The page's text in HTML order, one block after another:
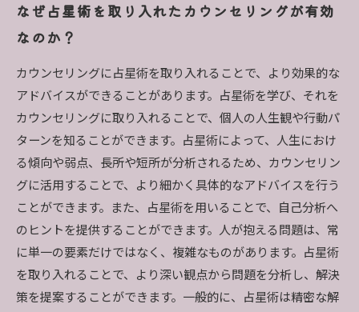
なぜ占星術を取り入れたカウンセリングが有効
なのか？
カウンセリングに占星術を取り入れることで、より効果的な
アドバイスができることがあります。占星術を学び、それを
カウンセリングに取り入れることで、個人の人生観や行動パ
ターンを知ることができます。占星術によって、人生におけ
る傾向や弱点、長所や短所が分析されるため、カウンセリン
グに活用することで、より細かく具体的なアドバイスを行う
ことができます。また、占星術を用いることで、自己分析へ
のヒントを提供することができます。人が抱える問題は、常
に単一の要素だけではなく、複雑なものがあります。占星術
を取り入れることで、より深い観点から問題を分析し、解決
策を提案することができます。一般的に、占星術は精密な解